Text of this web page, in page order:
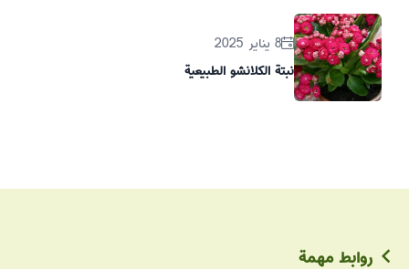
8 يناير 2025
نبتة الكلانشو الطبيعية
روابط مهمة